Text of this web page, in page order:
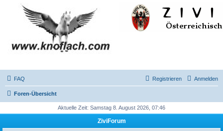
FAQ Anmelden
Registrieren
Foren-Übersicht
Aktuelle Zeit: Samstag 8. August 2026, 07:46
ZiviForum